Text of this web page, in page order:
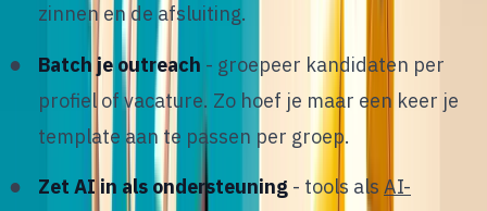
zinnen en de afsluiting.
Batch je outreach - groepeer kandidaten per
profiel of vacature. Zo hoef je maar een keer je
template aan te passen per groep.
Zet AI in als ondersteuning - tools als AI-